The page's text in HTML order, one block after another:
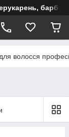
волосся